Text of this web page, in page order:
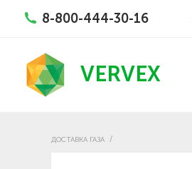
8-800-444-30-16
VERVEX
ДОСТАВКА ГАЗА